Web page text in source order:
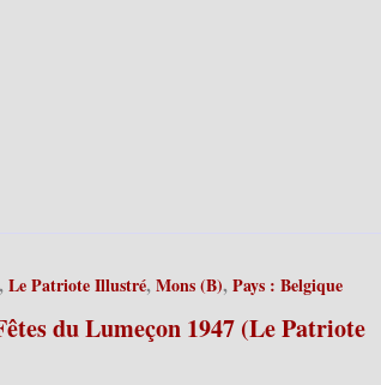
,Le Patriote Illustré,Mons (B),Pays : Belgique
du Lumeçon 1947 (Le Patriote